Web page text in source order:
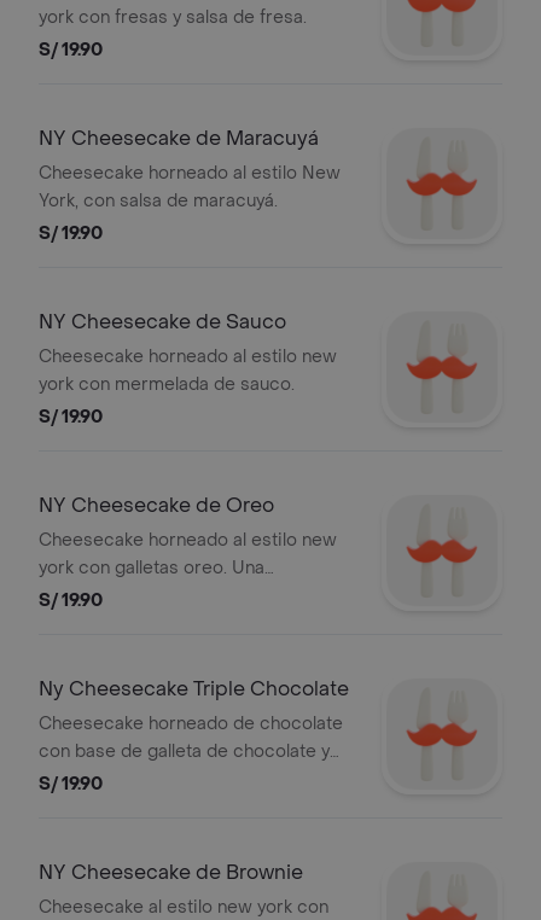
york con fresas y salsa de fresa.
S/ 19.90
NY Cheesecake de Maracuyá
Cheesecake horneado al estilo New
York, con salsa de maracuyá.
S/ 19.90
NY Cheesecake de Sauco
Cheesecake horneado al estilo new
york con mermelada de sauco.
S/ 19.90
NY Cheesecake de Oreo
Cheesecake horneado al estilo new
york con galletas oreo. Una
combinación perfecta.
S/ 19.90
Ny Cheesecake Triple Chocolate
Cheesecake horneado de chocolate
con base de galleta de chocolate y
cubierto de ganache de chocolate y
S/ 19.90
NY Cheesecake de Brownie
Cheesecake al estilo new york con